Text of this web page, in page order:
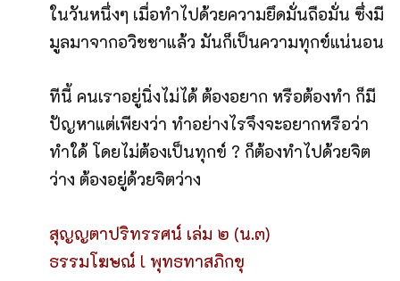
ในวันหนึ่งๆ เมื่อทำไปด้วยความยึดมั่นถือมั่น ซึ่งมี
มูลมาจากอวิชชาแล้ว มันก็เป็นความทุกข์แน่นอน
ทีนี้ คนเราอยู่นิ่งไม่ได้ ต้องอยาก หรือต้องทำ ก็มี
ปัญหาแต่เพียงว่า ทำอย่างไรจึงจะอยากหรือว่า
ทำใด้ โดยไม่ต้องเป็นทุกข์ ? ก็ต้องทำไปด้วยจิต
ว่าง ต้องอยู่ด้วยจิตว่าง
สุญญตาปริทรรศน์ เล่ม ๒ (น.๓)
ธรรมโฆษณ์ l พุทธทาสภิกขุ